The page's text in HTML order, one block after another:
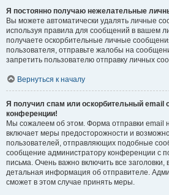
Я постоянно получаю нежелательные
Вы можете автоматически удалять личные
используя правила для сообщений в вашем
получаете оскорбительные личные
пользователя, отправьте жалобы на
запретить пользователю отправку личных
Вернуться к началу
Я получил спам или оскорбительный email
конференции!
Мы сожалеем об этом. Форма отправки email
включает меры предосторожности и
пользователей, отправляющих подобные
сообщение администратору конференции с
письма. Очень важно включить все заголовки,
детальная информация об отправителе.
сможет в этом случае принять меры.